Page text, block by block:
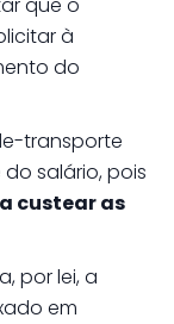
à
do
transporte
salário, pois
custear as
por lei, a
em